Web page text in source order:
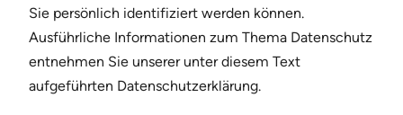
Sie persönlich identifiziert werden können.
Ausführliche Informationen zum Thema Datenschutz
entnehmen Sie unserer unter diesem Text
aufgeführten Datenschutzerklärung.